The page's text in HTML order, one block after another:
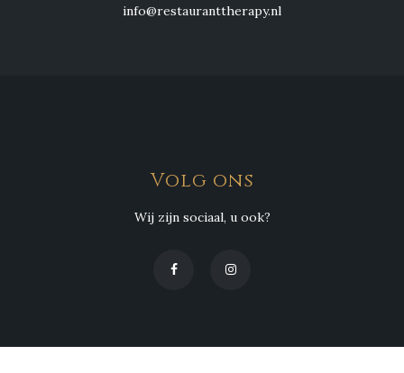
info@restauranttherapy.nl
Volg ons
Wij zijn sociaal, u ook?